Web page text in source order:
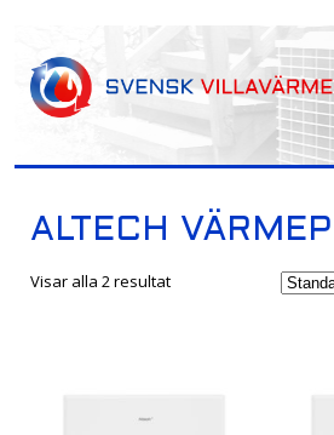
ALTECH
Visar alla 2 resultat